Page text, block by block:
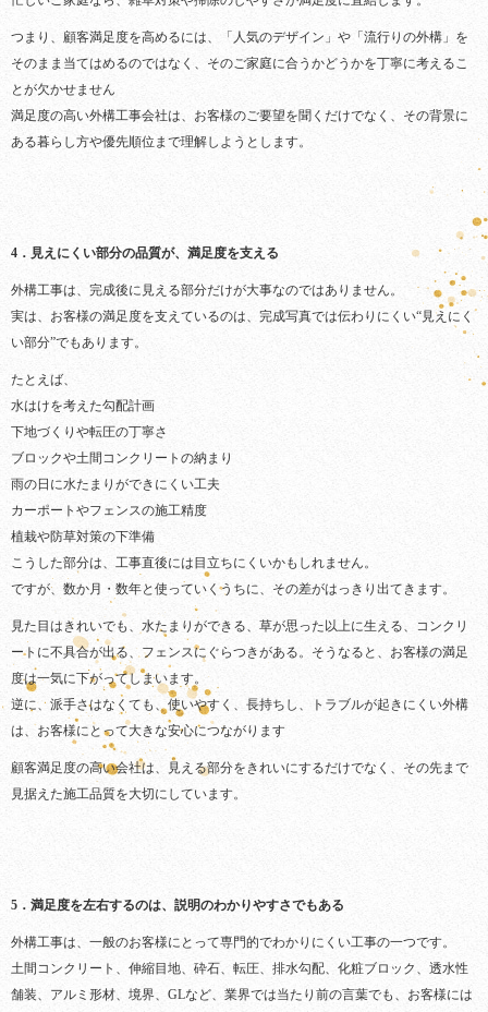
つまり、顧客満足度を高めるには、「人気のデザイン」や「流行りの外構」を
そのまま当てはめるのではなく、そのご家庭に合うかどうかを丁寧に考えるこ
とが欠かせません
満足度の高い外構工事会社は、お客様のご要望を聞くだけでなく、その背景に
ある暮らし方や優先順位まで理解しようとします。
4．見えにくい部分の品質が、満足度を支える
外構工事は、完成後に見える部分だけが大事なのではありません。
実は、お客様の満足度を支えているのは、完成写真では伝わりにくい“見えにく
い部分”でもあります。
たとえば、
水はけを考えた勾配計画
下地づくりや転圧の丁寧さ
ブロックや土間コンクリートの納まり
雨の日に水たまりができにくい工夫
カーポートやフェンスの施工精度
植栽や防草対策の下準備
こうした部分は、工事直後には目立ちにくいかもしれません。
ですが、数か月・数年と使っていくうちに、その差がはっきり出てきます。
見た目はきれいでも、水たまりができる、草が思った以上に生える、コンクリ
ートに不具合が出る、フェンスにぐらつきがある。そうなると、お客様の満足
度は一気に下がってしまいます。
逆に、派手さはなくても、使いやすく、長持ちし、トラブルが起きにくい外構
は、お客様にとって大きな安心につながります
顧客満足度の高い会社は、見える部分をきれいにするだけでなく、その先まで
見据えた施工品質を大切にしています。
5．満足度を左右するのは、説明のわかりやすさでもある
外構工事は、一般のお客様にとって専門的でわかりにくい工事の一つです。
土間コンクリート、伸縮目地、砕石、転圧、排水勾配、化粧ブロック、透水性
舗装、アルミ形材、境界、GLなど、業界では当たり前の言葉でも、お客様には